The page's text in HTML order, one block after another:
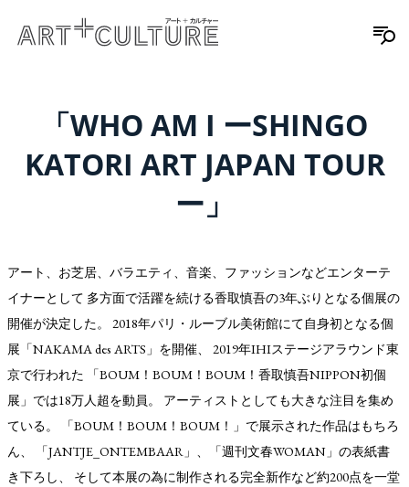
「WHO AM I ーSHINGO
KATORI ART JAPAN TOUR
ー」
アート、お芝居、バラエティ、音楽、ファッションなどエンターテ
イナーとして 多方面で活躍を続ける香取慎吾の3年ぶりとなる個展の
開催が決定した。 2018年パリ・ルーブル美術館にて自身初となる個
展「NAKAMA des ARTS」を開催、 2019年IHIステージアラウンド東
京で行われた 「BOUM！BOUM！BOUM！香取慎吾NIPPON初個
展」では18万人超を動員。 アーティストとしても大きな注目を集め
ている。 「BOUM！BOUM！BOUM！」で展示された作品はもちろ
ん、 「JANTJE_ONTEMBAAR」、「週刊文春WOMAN」の表紙書
き下ろし、 そして本展の為に制作される完全新作など約200点を一堂